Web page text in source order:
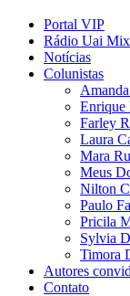
Portal VIP
Rádio Uai Mix
Notícias
Colunistas
Enrique
Farley
Laura
Mara
Meus
Nilton
Paulo
Pricila
Sylvia
Timora
Autores
Contato